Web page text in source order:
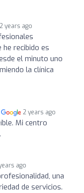
2 years ago
recibido es
el minuto uno
la clínica
2 years ago
Mi centro
ago
una
de servicios.